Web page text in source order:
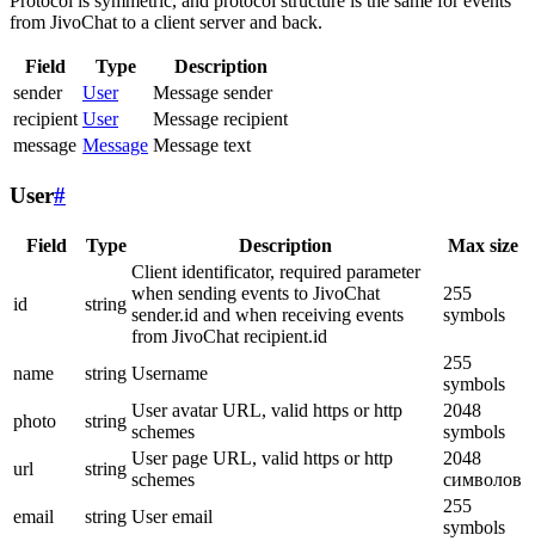
from JivoChat to a client server and back.
Field Type
Description
sender
User
Message sender
recipient User
Message recipient
message Message Message text
User#
Field Type Description Max size
id string
Client identificator, required parameter
when sending events to JivoChat
sender.id and when receiving events
from JivoChat recipient.id
255
symbols
name string Username
255
symbols
photo
string
User avatar URL, valid https or http
schemes
2048
symbols
url
string
User page URL, valid https or http
schemes
2048
символов
email
string User email
255
symbols